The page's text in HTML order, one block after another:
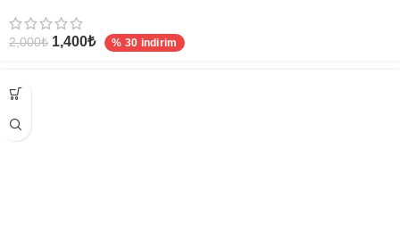
2,000₺ 1,400₺ % 30 indirim